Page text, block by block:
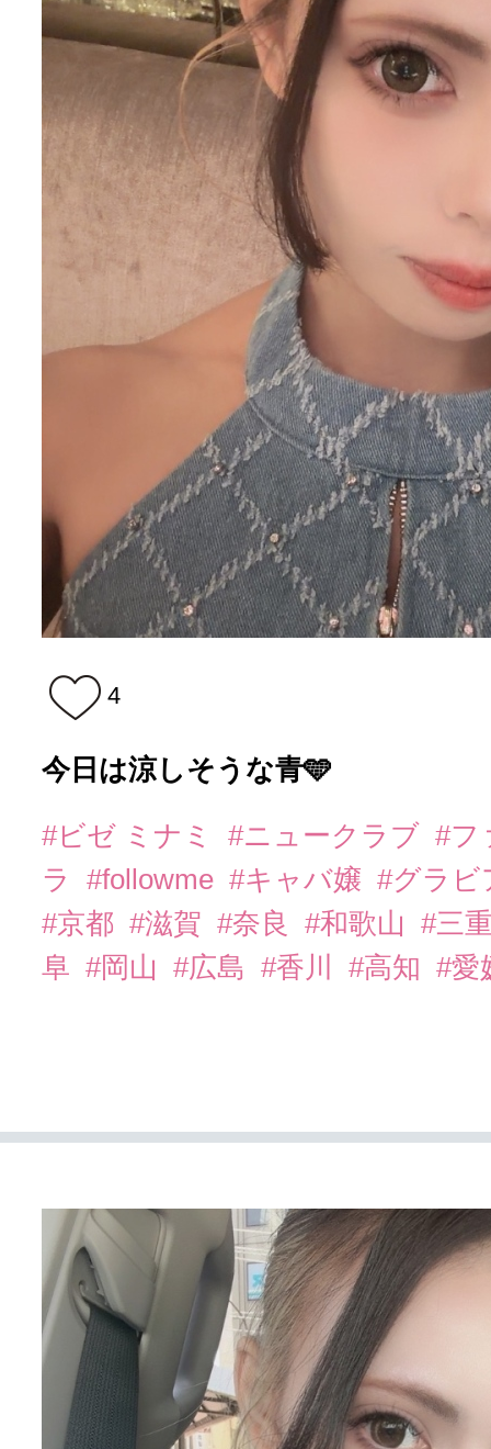
4
今日は涼しそうな青🩵
#ビゼ ミナミ #ニュークラブ #フ
ラ
#followme #キャバ嬢 #グラ
#京都 #滋賀 #奈良 #和歌山
#三
阜 #岡山 #広島 #香川 #高知 #愛